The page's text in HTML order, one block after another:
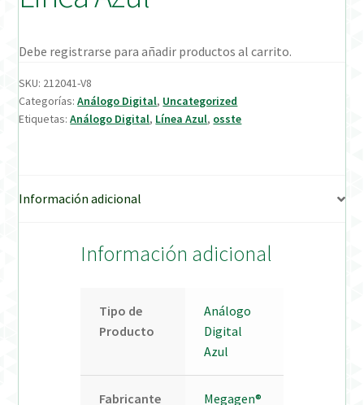
Welcome to DELTA Abutments | Tienda Online!
Debe registrarse para añadir productos al carrito.
SKU: 212041-V8
Categorías:Análogo Digital, Uncategorized
Etiquetas:Análogo Digital, Línea Azul, osste
Información adicional
Información adicional
Tipo de
Producto
Análogo
Digital
Azul
Fabricante
Megagen®